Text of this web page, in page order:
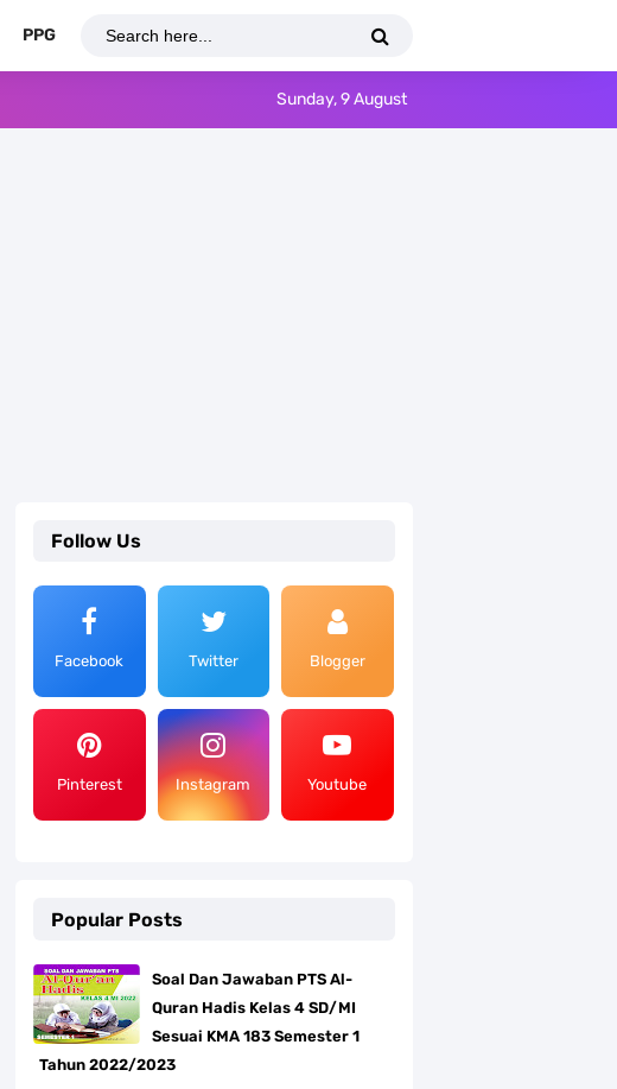
PPG
Sunday, 9 August
Follow Us
Facebook Twitter Blogger
Pinterest Instagram Youtube
Popular Posts
Soal Dan Jawaban PTS Al-
Quran Hadis Kelas 4 SD/MI
Sesuai KMA 183 Semester 1
Tahun 2022/2023